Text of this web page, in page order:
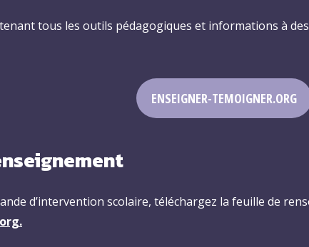
tous les outils pédagogiques et informations à
ENSEIGNER-TEMOIGNER.ORG
d’intervention scolaire, téléchargez la feuille de